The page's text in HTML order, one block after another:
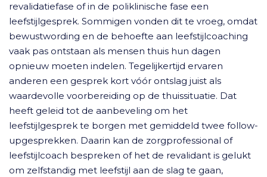
revalidatiefase of in de poliklinische fase een
leefstijlgesprek. Sommigen vonden dit te vroeg, omdat
bewustwording en de behoefte aan leefstijlcoaching
vaak pas ontstaan als mensen thuis hun dagen
opnieuw moeten indelen. Tegelijkertijd ervaren
anderen een gesprek kort vóór ontslag juist als
waardevolle voorbereiding op de thuissituatie. Dat
heeft geleid tot de aanbeveling om het
leefstijlgesprek te borgen met gemiddeld twee follow-
upgesprekken. Daarin kan de zorgprofessional of
leefstijlcoach bespreken of het de revalidant is gelukt
om zelfstandig met leefstijl aan de slag te gaan,